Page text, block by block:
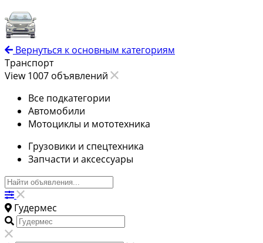
Вернуться к основным категориям
Транспорт
View 1007 объявлений
Все подкатегории
Автомобили
Мотоциклы и мототехника
Грузовики и спецтехника
Запчасти и аксессуары
Гудермес